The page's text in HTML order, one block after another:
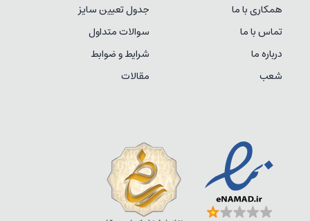
همکاری با ما
تماس با ما
درباره ما
شعب
جدول تعیین سایز
سوالات متداول
شرایط و ضوابط
مقالات